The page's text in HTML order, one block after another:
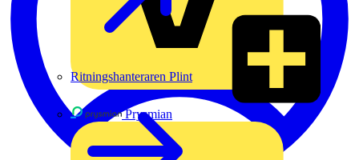
Prysmian
Ritningshanteraren Plint